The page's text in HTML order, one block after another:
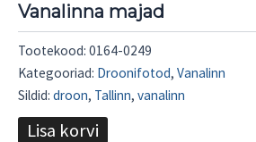
Vanalinna majad
Tootekood: 0164-0249
Kategooriad: Droonifotod, Vanalinn
Sildid: droon, Tallinn, vanalinn
Lisa korvi